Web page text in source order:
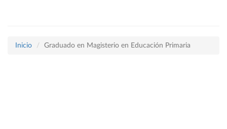
Inicio Graduado en Magisterio en Educación Primaria